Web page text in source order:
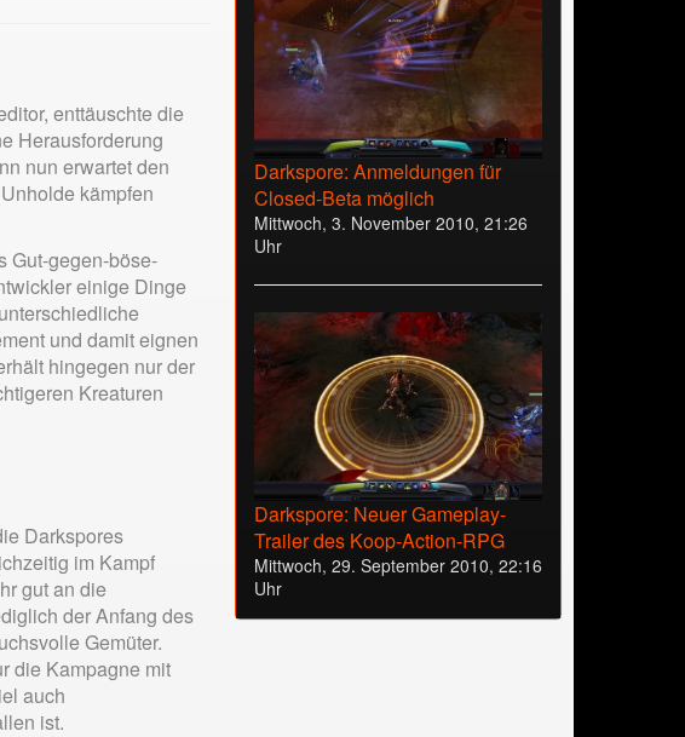
enttäuschte die
Herausforderung
nun erwartet den
kämpfen
Gut-gegen-böse-
einige Dinge
und damit eignen
hingegen nur der
Kreaturen
Darkspores
im Kampf
gut an die
der Anfang des
Gemüter.
die Kampagne mit
auch
ist.
Darkspore: Anmeldungen für
Closed-Beta möglich
Mittwoch, 3. November 2010, 21:26
Uhr
Darkspore: Neuer Gameplay-
Trailer des Koop-Action-RPG
Mittwoch, 29. September 2010, 22:16
Uhr